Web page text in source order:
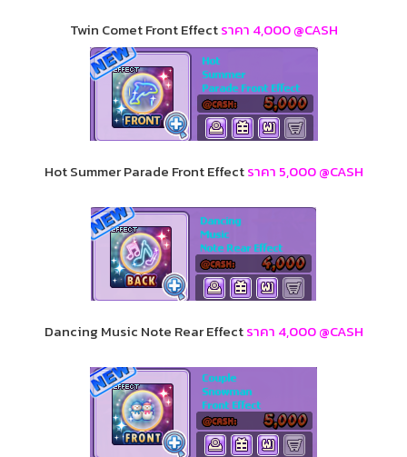
Twin Comet Front Effectราคา 4,000 @CASH
Hot Summer Parade Front Effectราคา 5,000 @CASH
Dancing Music Note Rear Effectราคา 4,000 @CASH